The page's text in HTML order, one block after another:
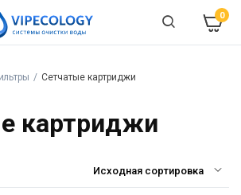
0
Сетчатые картриджи
картриджи